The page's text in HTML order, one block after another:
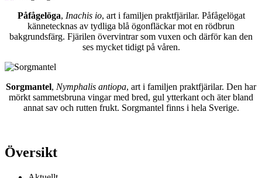
Påfågelöga, Inachis io, art i familjen praktfjärilar. Påfågelögat
kännetecknas av tydliga blå ögonfläckar mot en rödbrun
bakgrundsfärg. Fjärilen övervintrar som vuxen och därför kan den
ses mycket tidigt på våren.
Sorgmantel, Nymphalis antiopa, art i familjen praktfjärilar. Den har
mörkt sammetsbruna vingar med bred, gul ytterkant och äter bland
annat sav och rutten frukt. Sorgmantel finns i hela Sverige.
Översikt